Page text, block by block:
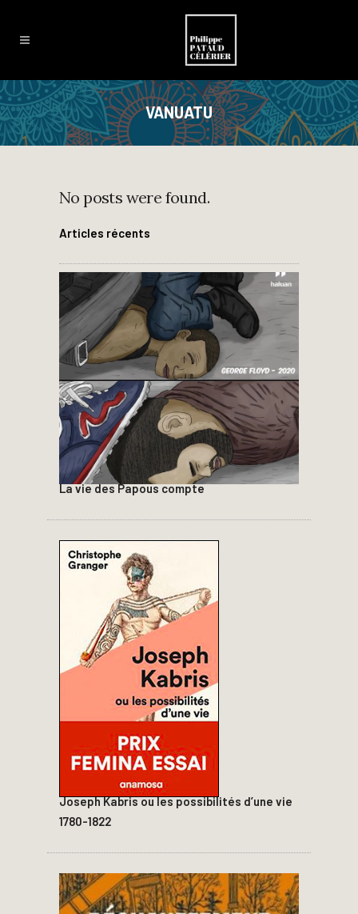
VANUATU
No posts were found.
Articles récents
La vie des Papous compte
Joseph Kabris ou les possibilités d’une vie
1780-1822